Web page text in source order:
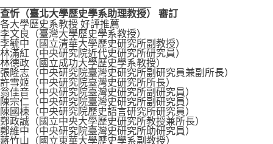
查忻（臺北大學歷史學系助理教授） 審訂
各大學歷史系教授 好評推薦
李文良（臺灣大學歷史學系教授）
李毓中（國立清華大學歷史研究所副教授）
林滿紅（中央研究院近代史研究所研究員）
林德政（國立成功大學歷史學系教授）
張隆志（中央研究院臺灣史研究所副研究員兼副所長）
許雪姬（中央研究院臺灣史研究所所長）
翁佳音（中央研究院臺灣史研究所副研究員）
陳宗仁（中央研究院臺灣史研究所副研究員）
陳國棟（中央研究院歷史語言研究所研究員）
鄭政誠（國立中央大學歷史研究所教授兼所長）
鄭維中（中央研究院臺灣史研究所助研究員）
蔣竹山（國立東華大學歷史學系副教授）